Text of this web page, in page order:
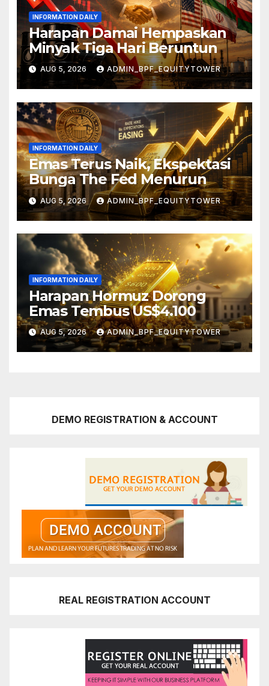
INFORMATION DAILY
Harapan Damai Hempaskan
Minyak Tiga Hari Beruntun
AUG 5, 2026 ADMIN_BPF_EQUITYTOWER
INFORMATION DAILY
Emas Terus Naik, Ekspektasi
Bunga The Fed Menurun
AUG 5, 2026 ADMIN_BPF_EQUITYTOWER
INFORMATION DAILY
Harapan Hormuz Dorong
Emas Tembus US$4.100
AUG 5, 2026 ADMIN_BPF_EQUITYTOWER
DEMO REGISTRATION & ACCOUNT
REAL REGISTRATION ACCOUNT